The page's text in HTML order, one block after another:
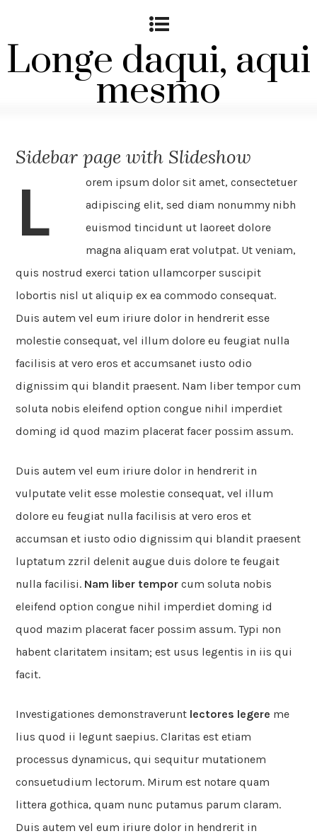
Longe daqui, aqui
mesmo
Sidebar page with Slideshow
L
orem ipsum dolor sit amet, consectetuer
adipiscing elit, sed diam nonummy nibh
euismod tincidunt ut laoreet dolore
magna aliquam erat volutpat. Ut veniam,
quis nostrud exerci tation ullamcorper suscipit
lobortis nisl ut aliquip ex ea commodo consequat.
Duis autem vel eum iriure dolor in hendrerit esse
molestie consequat, vel illum dolore eu feugiat nulla
facilisis at vero eros et accumsanet iusto odio
dignissim qui blandit praesent. Nam liber tempor cum
soluta nobis eleifend option congue nihil imperdiet
doming id quod mazim placerat facer possim assum.
Duis autem vel eum iriure dolor in hendrerit in
vulputate velit esse molestie consequat, vel illum
dolore eu feugiat nulla facilisis at vero eros et
accumsan et iusto odio dignissim qui blandit praesent
luptatum zzril delenit augue duis dolore te feugait
nulla facilisi. Nam liber tempor cum soluta nobis
eleifend option congue nihil imperdiet doming id
quod mazim placerat facer possim assum. Typi non
habent claritatem insitam; est usus legentis in iis qui
facit.
Investigationes demonstraverunt lectores legere me
lius quod ii legunt saepius. Claritas est etiam
processus dynamicus, qui sequitur mutationem
consuetudium lectorum. Mirum est notare quam
littera gothica, quam nunc putamus parum claram.
Duis autem vel eum iriure dolor in hendrerit in